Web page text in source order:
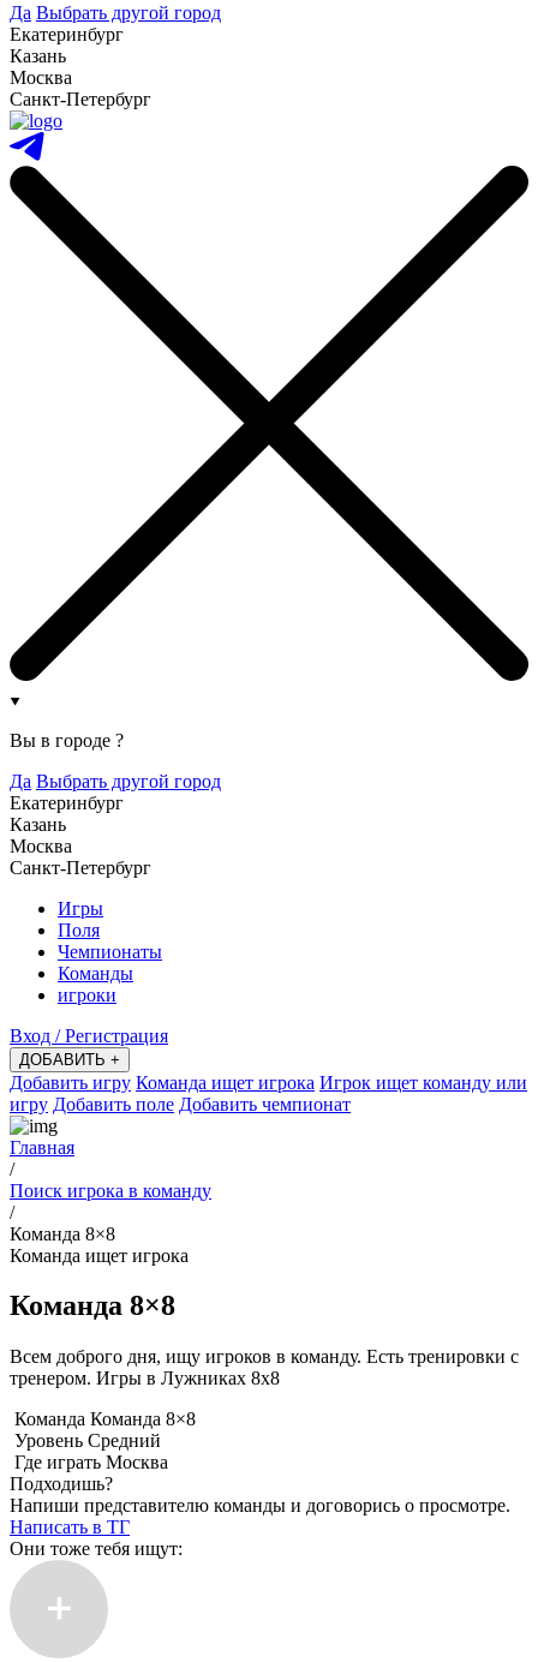
Да Выбрать другой город
Екатеринбург
Казань
Москва
Санкт-Петербург
Вы в городе ?
Да Выбрать другой город
Екатеринбург
Казань
Москва
Санкт-Петербург
Игры
Поля
Чемпионаты
Команды
игроки
Вход / Регистрация
ДОБАВИТЬ +
Добавить игру Команда ищет игрока Игрок ищет команду или
игру Добавить поле Добавить чемпионат
Главная
/
Поиск игрока в команду
/
Команда 8×8
Команда ищет игрока
Команда 8×8
Всем доброго дня, ищу игроков в команду. Есть тренировки с
тренером. Игры в Лужниках 8х8
Команда Команда 8×8
Уровень Средний
Где играть Москва
Подходишь?
Напиши представителю команды и договорись о просмотре.
Написать в ТГ
Они тоже тебя ищут: